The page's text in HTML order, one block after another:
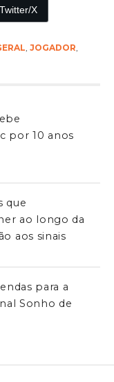
Twitter/X
JOGADOR
por 10 anos
que
ao longo da
aos sinais
para a
Sonho de